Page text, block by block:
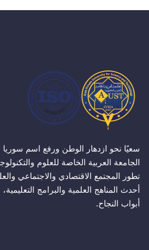
سعيًا نحو ازدهار الوطن ورفع اسم سوريا
الجامعة العربية الخاصة للعلوم
تطور المجتمع الاقتصادي والاجتماعي
أحدث المناهج العلمية والبرامج
أبواب النجاح.